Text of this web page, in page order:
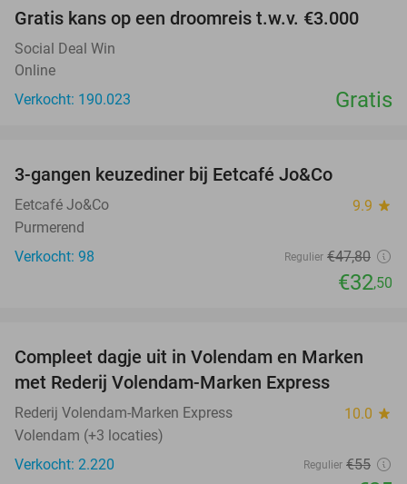
Gratis kans op een droomreis t.w.v. €3.000
Social Deal Win
Online
Verkocht: 190.023
Gratis
3-gangen keuzediner bij Eetcafé Jo&Co
Eetcafé Jo&Co 9.9 star
Purmerend
Verkocht: 98
Regulier €47,80
€32,50
55%
Compleet dagje uit in Volendam en Marken
met Rederij Volendam-Marken Express
Rederij Volendam-Marken Express 10.0 star
Volendam (+3 locaties)
Verkocht: 2.220
Regulier €55